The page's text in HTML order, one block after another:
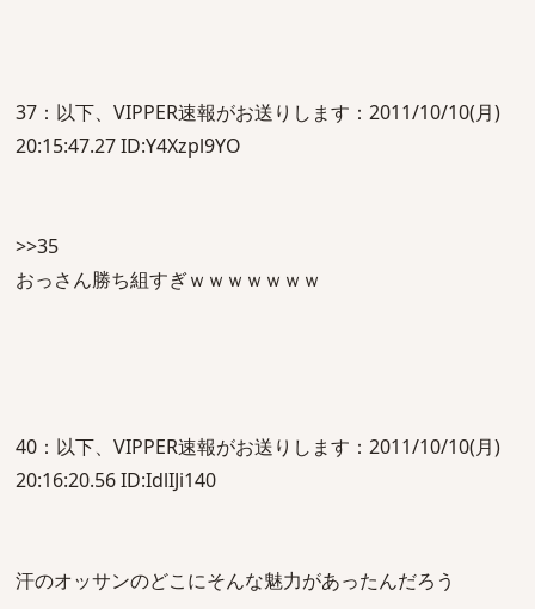
37：以下、VIPPER速報がお送りします：2011/10/10(月)
20:15:47.27 ID:Y4Xzpl9YO
>>35
おっさん勝ち組すぎｗｗｗｗｗｗｗ
40：以下、VIPPER速報がお送りします：2011/10/10(月)
20:16:20.56 ID:IdlIJi140
汗のオッサンのどこにそんな魅力があったんだろう